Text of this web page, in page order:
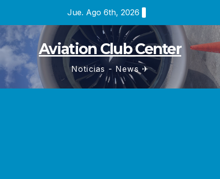
contenido
Jue. Ago 6th, 2026
Aviation Club Center
Noticias - News ✈